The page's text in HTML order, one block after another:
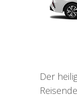
Der
Reisende